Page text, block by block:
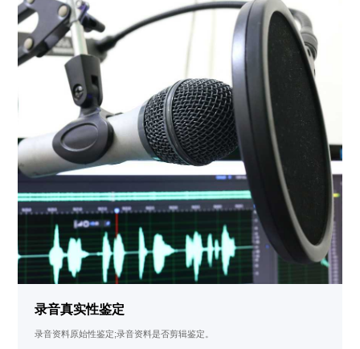
录音真实性鉴定
录音资料原始性鉴定;录音资料是否剪辑鉴定。